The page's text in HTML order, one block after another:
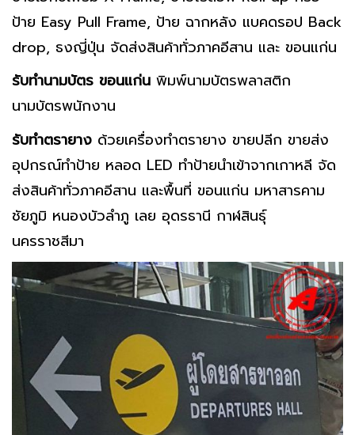
ป้าย Easy Pull Frame, ป้าย ฉากหลัง แบคดรอป Back
drop, ธงญี่ปุ่น จัดส่งสินค้าทั่วภาคอีสาน และ ขอนแก่น
รับทำนามบัตร ขอนแก่น พิมพ์นามบัตรพลาสติก
นามบัตรพนักงาน
รับทำตรายาง ด้วยเครื่องทำตรายาง ขายปลีก ขายส่ง
อุปกรณ์ทำป้าย หลอด LED ทำป้ายนำเข้าจากเกาหลี จัด
ส่งสินค้าทั่วภาคอีสาน และพื้นที่ ขอนแก่น มหาสารคาม
ชัยภูมิ หนองบัวลำภู เลย อุดรธานี กาฬสินธุ์
นครราชสีมา